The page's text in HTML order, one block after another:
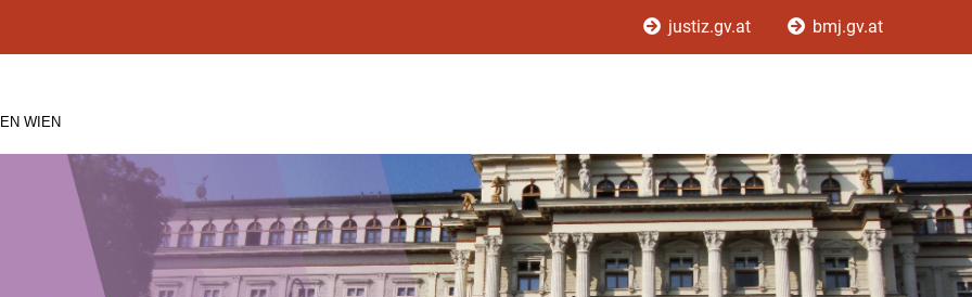
justiz.gv.at bmj.gv.at
WIEN